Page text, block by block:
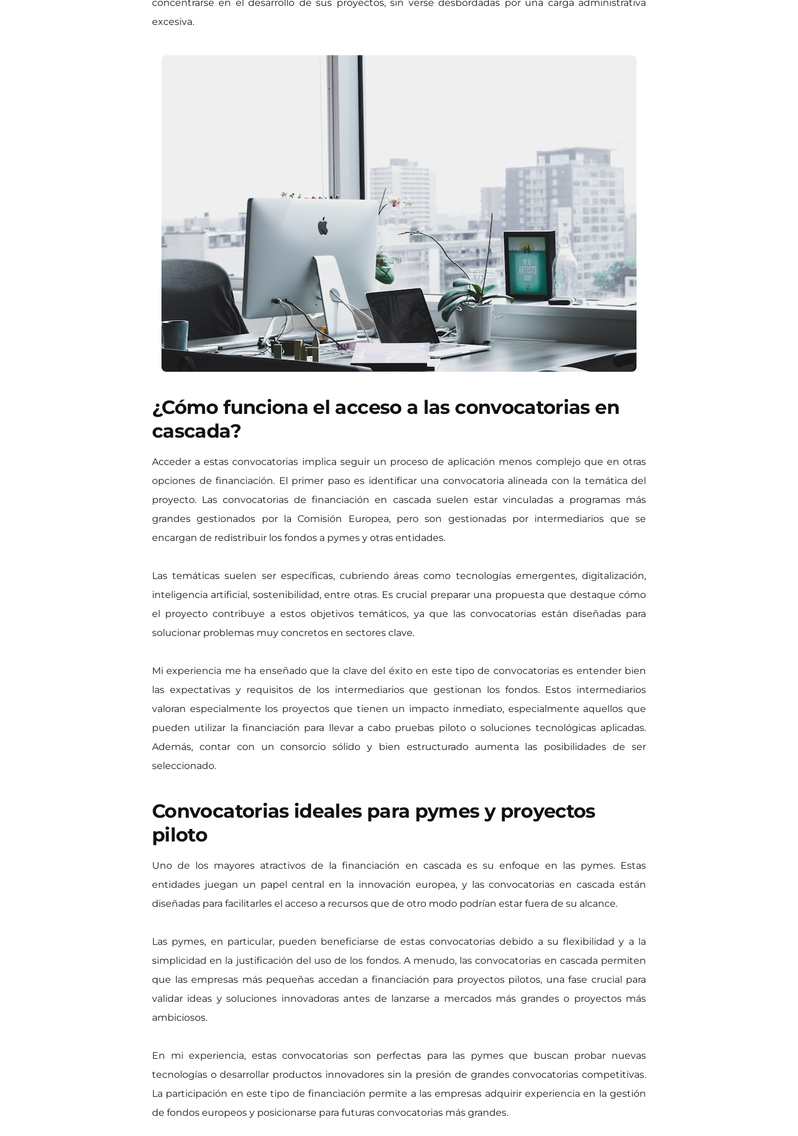
concentrarse en el desarrollo de sus proyectos, sin verse desbordadas por una carga administrativa
excesiva.
¿Cómo funciona el acceso a las convocatorias en
cascada?
Acceder a estas convocatorias implica seguir un proceso de aplicación menos complejo que en otras
opciones de financiación. El primer paso es identificar una convocatoria alineada con la temática del
proyecto. Las convocatorias de financiación en cascada suelen estar vinculadas a programas más
grandes gestionados por la Comisión Europea, pero son gestionadas por intermediarios que se
encargan de redistribuir los fondos a pymes y otras entidades.
Las temáticas suelen ser específicas, cubriendo áreas como tecnologías emergentes, digitalización,
inteligencia artificial, sostenibilidad, entre otras. Es crucial preparar una propuesta que destaque cómo
el proyecto contribuye a estos objetivos temáticos, ya que las convocatorias están diseñadas para
solucionar problemas muy concretos en sectores clave.
Mi experiencia me ha enseñado que la clave del éxito en este tipo de convocatorias es entender bien
las expectativas y requisitos de los intermediarios que gestionan los fondos. Estos intermediarios
valoran especialmente los proyectos que tienen un impacto inmediato, especialmente aquellos que
pueden utilizar la financiación para llevar a cabo pruebas piloto o soluciones tecnológicas aplicadas.
Además, contar con un consorcio sólido y bien estructurado aumenta las posibilidades de ser
seleccionado.
Convocatorias ideales para pymes y proyectos
piloto
Uno de los mayores atractivos de la financiación en cascada es su enfoque en las pymes. Estas
entidades juegan un papel central en la innovación europea, y las convocatorias en cascada están
diseñadas para facilitarles el acceso a recursos que de otro modo podrían estar fuera de su alcance.
Las pymes, en particular, pueden beneficiarse de estas convocatorias debido a su flexibilidad y a la
simplicidad en la justificación del uso de los fondos. A menudo, las convocatorias en cascada permiten
que las empresas más pequeñas accedan a financiación para proyectos pilotos, una fase crucial para
validar ideas y soluciones innovadoras antes de lanzarse a mercados más grandes o proyectos más
ambiciosos.
En mi experiencia, estas convocatorias son perfectas para las pymes que buscan probar nuevas
tecnologías o desarrollar productos innovadores sin la presión de grandes convocatorias competitivas.
La participación en este tipo de financiación permite a las empresas adquirir experiencia en la gestión
de fondos europeos y posicionarse para futuras convocatorias más grandes.